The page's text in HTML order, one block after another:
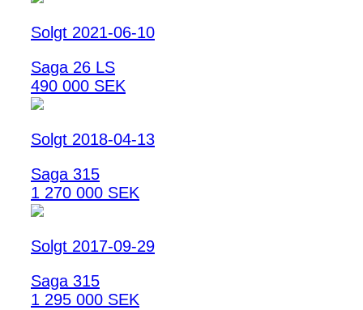
Solgt 2021-06-10
Saga 26 LS
490 000 SEK
Solgt 2018-04-13
Saga 315
1 270 000 SEK
Solgt 2017-09-29
Saga 315
1 295 000 SEK